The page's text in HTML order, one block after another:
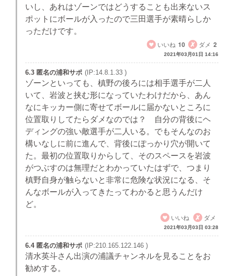
いし、あれはゾーンではどうすることも出来ないス
ポットにボールが入ったので三田選手が素晴らしか
っただけです。
いいね 10 ダメ 2
2021年03月01日 14:16
6.3 匿名の浦和サポ (IP:14.8.1.33 )
ゾーンといっても、槙野の後ろには相手選手が二人
いて、岩波と挟む形になっていたわけだから、あん
なにキッカー側に寄せてボールに届かないところに
位置取りしてたらダメなのでは？ 自分の背後にヘ
ディングの強い敵選手が二人いる。でもそんなのお
構いなしに前に進んで、背後にぽっかり穴が開いて
た。最初の位置取りからして、そのスペースを岩波
がつぶすのは無理だとわかっていたはずで、つまり
槙野自身が触らないと非常に危険な状況になる、そ
んなボールが入ってきたってわかると思うんだけ
ど。
いいね
ダメ
2021年03月03日 03:28
6.4 匿名の浦和サポ (IP:210.165.122.146 )
清水英斗さん出演の浦議チャンネルを見ることをお
勧めする。